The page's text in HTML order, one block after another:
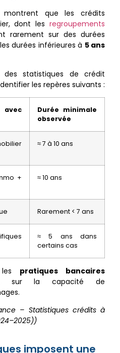
montrent que les crédits
dont les regroupements
rarement sur des durées
durées inférieures à 5 ans
des statistiques de crédit
les repères suivants :
Durée minimale
observée
≈ 7 à 10 ans
+
≈ 10 ans
Rarement < 7 ans
≈ 5 ans dans
certains cas
les pratiques bancaires
sur la capacité de
– Statistiques crédits à
imposent une